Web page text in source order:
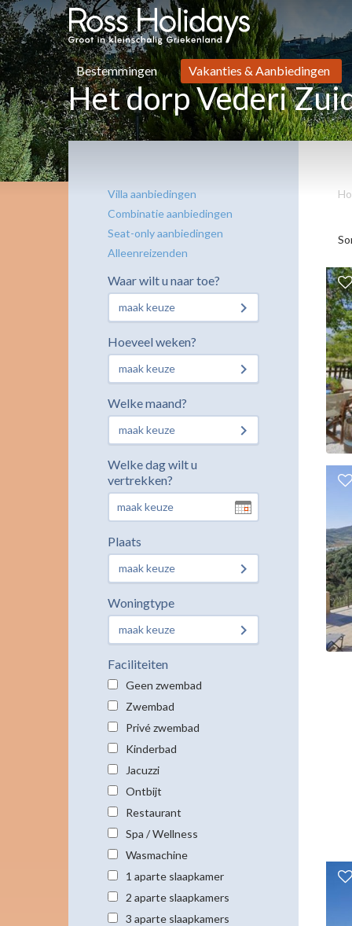
Bestemmingen Vakanties & Aanbiedingen
Het dorp Vederi
Villa aanbiedingen
Combinatie aanbiedingen
Seat-only aanbiedingen
Alleenreizenden
Waar wilt u naar toe?
maak keuze
Hoeveel weken?
maak keuze
Welke maand?
maak keuze
Welke dag wilt u
vertrekken?
Plaats
maak keuze
Woningtype
maak keuze
Faciliteiten
Geen zwembad
Zwembad
Privé zwembad
Kinderbad
Jacuzzi
Ontbijt
Restaurant
Spa / Wellness
Wasmachine
1 aparte slaapkamer
2 aparte slaapkamers
3 aparte slaapkamers